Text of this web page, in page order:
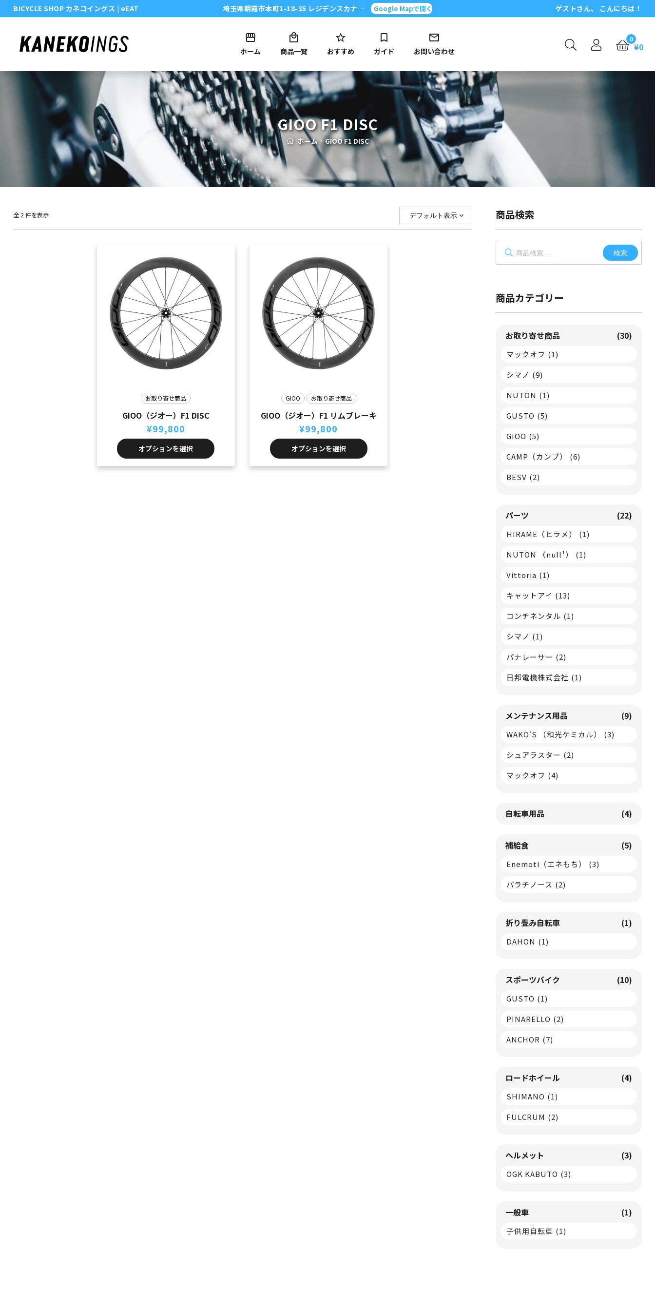
BICYCLE SHOP カネコイングス | eEAT 埼玉県朝霞市本町1-18-35 レジデンスカナイ101号 Google Mapで開く ゲストさん、 こんにちは！
ホーム 商品一覧 おすすめ ガイド お問い合わせ
0
¥0
GIOO F1 DISC
ホーム GIOO F1 DISC
全 2 件を表示
お取り寄せ商品
GIOO（ジオー）F1 DISC
¥99,800
オプションを選択
GIOO お取り寄せ商品
GIOO（ジオー）F1 リムブレーキ
¥99,800
オプションを選択
商品検索
対
検索
商品カテゴリー
お取り寄せ商品 (30)
マックオフ (1)
シマノ (9)
NUTON (1)
GUSTO (5)
GIOO (5)
CAMP（カンプ）
(6)
BESV (2)
パーツ (22)
HIRAME（ヒラメ）
(1)
NUTON （null¹）
(1)
Vittoria (1)
キャットアイ (13)
コンチネンタル (1)
シマノ (1)
パナレーサー (2)
日邦電機株式会社 (1)
メンテナンス用品 (9)
WAKO‘S （和光ケミカル）
(3)
シュアラスター (2)
マックオフ (4)
自転車用品 (4)
補給食 (5)
Enemoti（エネもち）
(3)
パラチノース (2)
折り畳み自転車 (1)
DAHON (1)
スポーツバイク (10)
GUSTO (1)
PINARELLO (2)
ANCHOR (7)
ロードホイール (4)
SHIMANO (1)
FULCRUM (2)
ヘルメット (3)
OGK KABUTO (3)
一般車 (1)
子供用自転車 (1)